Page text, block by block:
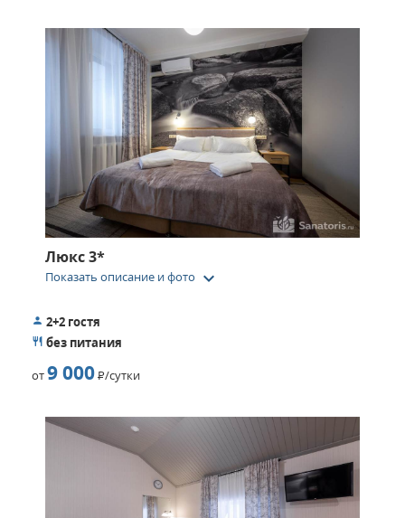
Люкс 3*
Показать описание и фото keyboard_arrow_down
2+2 гостя
без питания
от9 000Р/сутки